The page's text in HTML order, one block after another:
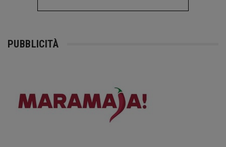
PUBBLICITÀ